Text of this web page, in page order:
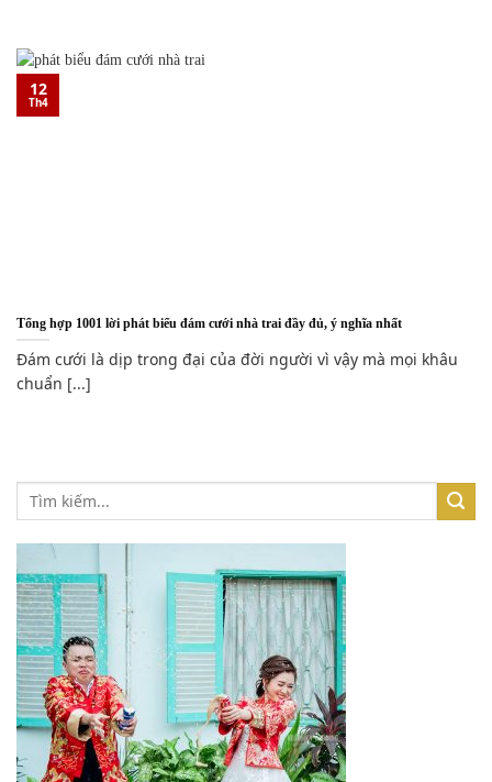
Tổng hợp 1001 lời phát biểu đám cưới nhà trai đầy đủ, ý nghĩa nhất
Đám cưới là dịp trong đại của đời người vì vậy mà mọi khâu
chuẩn [...]
12
Th4